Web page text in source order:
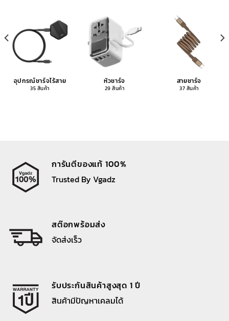
อุปกรณ์ชาร์จไร้สาย
35 สินค้า
หัวชาร์จ
29 สินค้า
สายชาร์จ
37 สินค้า
การันตีของแท้ 100%
Trusted By Vgadz
สต๊อกพร้อมส่ง
จัดส่งเร็ว
รับประกันสินค้าสูงสุด 1 ปี
สินค้ามีปัญหาเคลมได้